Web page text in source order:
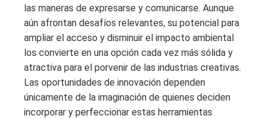
las maneras de expresarse y comunicarse. Aunque
aún afrontan desafíos relevantes, su potencial para
ampliar el acceso y disminuir el impacto ambiental
los convierte en una opción cada vez más sólida y
atractiva para el porvenir de las industrias creativas.
Las oportunidades de innovación dependen
únicamente de la imaginación de quienes deciden
incorporar y perfeccionar estas herramientas